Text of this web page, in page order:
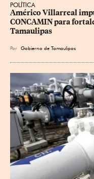
POLÍTICA
Américo Villarreal
CONCAMIN para
Tamaulipas
Por Gobierno de Tamaulipas